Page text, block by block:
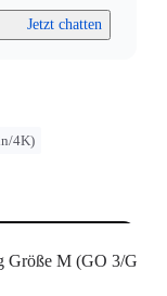
Jetzt chatten
4K)
Größe M (GO 3/GO